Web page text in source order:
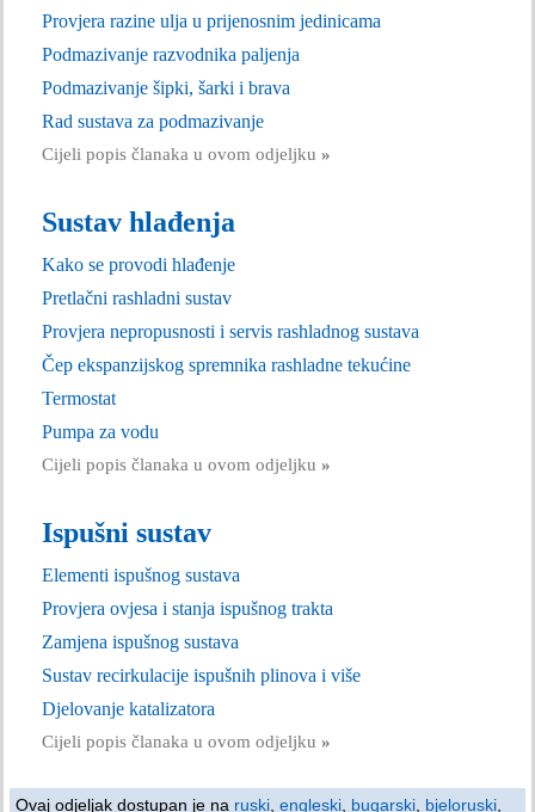
Provjera razine ulja u prijenosnim jedinicama
Podmazivanje razvodnika paljenja
Podmazivanje šipki, šarki i brava
Rad sustava za podmazivanje
Cijeli popis članaka u ovom odjeljku »
Sustav hlađenja
Kako se provodi hlađenje
Pretlačni rashladni sustav
Provjera nepropusnosti i servis rashladnog sustava
Čep ekspanzijskog spremnika rashladne tekućine
Termostat
Pumpa za vodu
Cijeli popis članaka u ovom odjeljku »
Ispušni sustav
Elementi ispušnog sustava
Provjera ovjesa i stanja ispušnog trakta
Zamjena ispušnog sustava
Sustav recirkulacije ispušnih plinova i više
Djelovanje katalizatora
Cijeli popis članaka u ovom odjeljku »
Ovaj odjeljak dostupan je na ruski engleski bugarski bjeloruski